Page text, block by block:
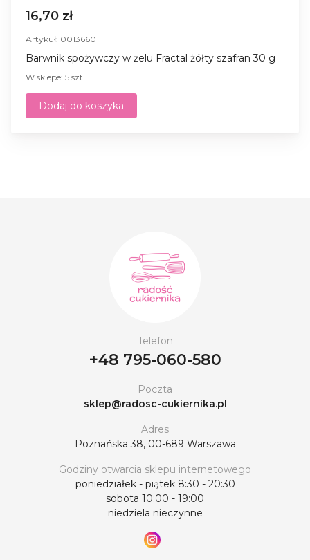
16,70 zł
Artykuł: 0013660
Barwnik spożywczy w żelu Fractal żółty szafran 30 g
W sklepe: 5 szt.
Dodaj do koszyka
Telefon
+48 795-060-580
Poczta
sklep@radosc-cukiernika.pl
Adres
Poznańska 38, 00-689 Warszawa
Godziny otwarcia sklepu internetowego
poniedziałek - piątek 8:30 - 20:30
sobota 10:00 - 19:00
niedziela nieczynne